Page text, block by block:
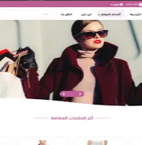
تصميم متجر القوس
التفاصيل